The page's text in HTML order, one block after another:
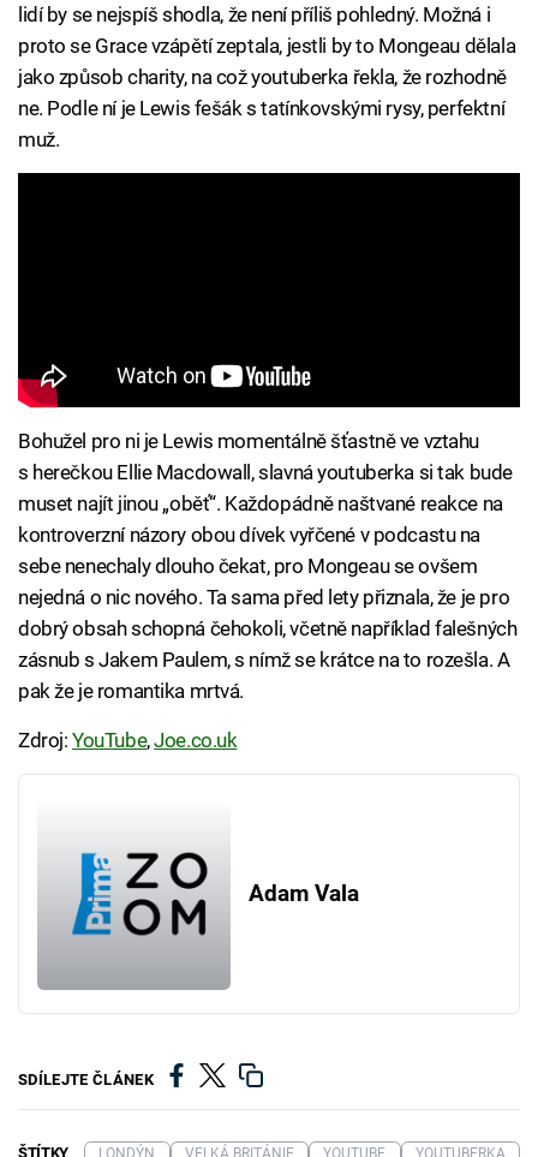
lidí by se nejspíš shodla, že není příliš pohledný. Možná i
proto se Grace vzápětí zeptala, jestli by to Mongeau dělala
jako způsob charity, na což youtuberka řekla, že rozhodně
ne. Podle ní je Lewis fešák s tatínkovskými rysy, perfektní
muž.
Bohužel pro ni je Lewis momentálně šťastně ve vztahu
s herečkou Ellie Macdowall, slavná youtuberka si tak bude
muset najít jinou „oběť“. Každopádně naštvané reakce na
kontroverzní názory obou dívek vyřčené v podcastu na
sebe nenechaly dlouho čekat, pro Mongeau se ovšem
nejedná o nic nového. Ta sama před lety přiznala, že je pro
dobrý obsah schopná čehokoli, včetně například falešných
zásnub s Jakem Paulem, s nímž se krátce na to rozešla. A
pak že je romantika mrtvá.
Zdroj:YouTube,Joe.co.uk
Adam Vala
SDÍLEJTE ČLÁNEK
ŠTÍTKY LONDÝN VELKÁ BRITÁNIE YOUTUBE YOUTUBERKA